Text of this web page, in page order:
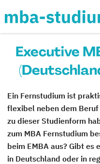
Executive
Ein Fernstudium ist
flexibel neben dem
zu dieser Studienform
zum MBA Fernstudium
beim EMBA aus? Gibt es
in Deutschland oder in